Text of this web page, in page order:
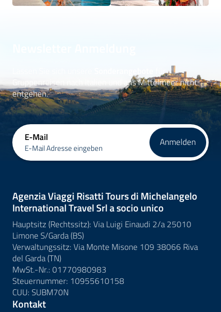
für
Gruppenreisen nach Italien und ans Mittelmeer nicht
entgehen.
E-Mail
E-Mail Adresse eingeben Anmelden
Agenzia Viaggi Risatti Tours di Michelangelo
International Travel Srl a socio unico
Hauptsitz (Rechtssitz): Via Luigi Einaudi 2/a 25010
Limone S/Garda (BS)
Verwaltungssitz: Via Monte Misone 109 38066 Riva
del Garda (TN)
MwSt.-Nr.: 01770980983
Steuernummer: 10955610158
CUU: SUBM70N
Kontakt